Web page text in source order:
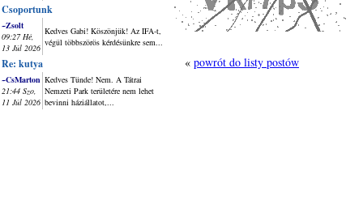
Csoportunk
~Zsolt
09:27 Hé,
13 Júl 2026
Kedves Gabi! Köszönjük! Az IFA-t,
végül többszörös kérdésünkre sem...
Re: kutya
~CsMarton
21:44 Szo,
11 Júl 2026
Kedves Tünde! Nem. A Tátrai
Nemzeti Park területére nem lehet
bevinni háziállatot,...
« powrót do listy postów